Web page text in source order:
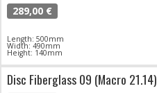
289,00 €
Length: 500mm
Width: 490mm
Height: 140mm
Disc Fiberglass 09 (Macro 21.14)